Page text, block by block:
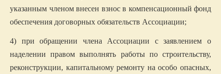
указанным членом внесен взнос в компенсационный фонд
обеспечения договорных обязательств Ассоциации;
4) при обращении члена Ассоциации с заявлением о
наделении правом выполнять работы по строительству,
реконструкции, капитальному ремонту наособо опасных,